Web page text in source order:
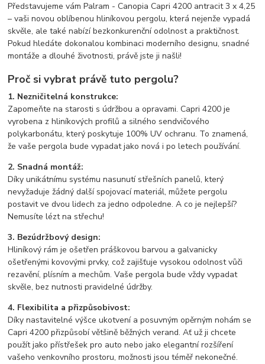
Představujeme vám Palram - Canopia Capri 4200 antracit 3 x 4,25
– vaši novou oblíbenou hliníkovou pergolu, která nejenže vypadá
skvěle, ale také nabízí bezkonkurenční odolnost a praktičnost.
Pokud hledáte dokonalou kombinaci moderního designu, snadné
montáže a dlouhé životnosti, právě jste ji našli!
Proč si vybrat právě tuto pergolu?
1. Nezničitelná konstrukce:
Zapomeňte na starosti s údržbou a opravami. Capri 4200 je
vyrobena z hliníkových profilů a silného sendvičového
polykarbonátu, který poskytuje 100% UV ochranu. To znamená,
že vaše pergola bude vypadat jako nová i po letech používání.
2. Snadná montáž:
Díky unikátnímu systému nasunutí střešních panelů, který
nevyžaduje žádný další spojovací materiál, můžete pergolu
postavit ve dvou lidech za jedno odpoledne. A co je nejlepší?
Nemusíte lézt na střechu!
3. Bezúdržbový design:
Hliníkový rám je ošetřen práškovou barvou a galvanicky
ošetřenými kovovými prvky, což zajišťuje vysokou odolnost vůči
rezavění, plísním a mechům. Vaše pergola bude vždy vypadat
skvěle, bez nutnosti pravidelné údržby.
4. Flexibilita a přizpůsobivost:
Díky nastavitelné výšce ukotvení a posuvným opěrným nohám se
Capri 4200 přizpůsobí většině běžných verand. Ať už ji chcete
použít jako přístřešek pro auto nebo jako elegantní rozšíření
vašeho venkovního prostoru, možnosti jsou téměř nekonečné.